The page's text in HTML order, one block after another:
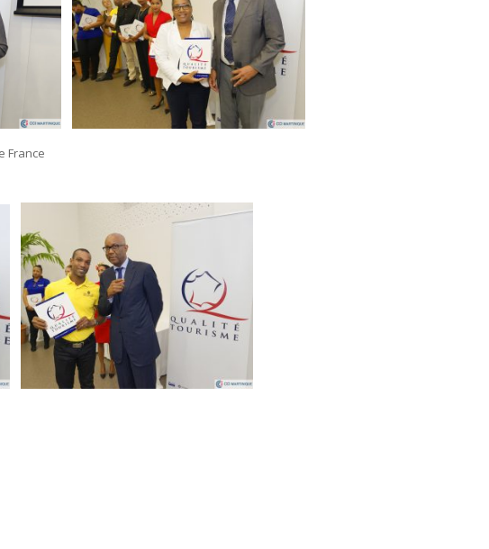
France